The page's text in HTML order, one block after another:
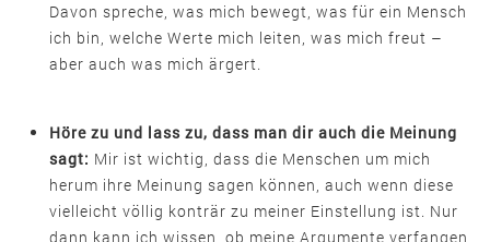
Davon spreche, was mich bewegt, was für ein Mensch
ich bin, welche Werte mich leiten, was mich freut –
aber auch was mich ärgert.
Höre zu und lass zu, dass man dir auch die Meinung
sagt: Mir ist wichtig, dass die Menschen um mich
herum ihre Meinung sagen können, auch wenn diese
vielleicht völlig konträr zu meiner Einstellung ist. Nur
dann kann ich wissen, ob meine Argumente verfangen